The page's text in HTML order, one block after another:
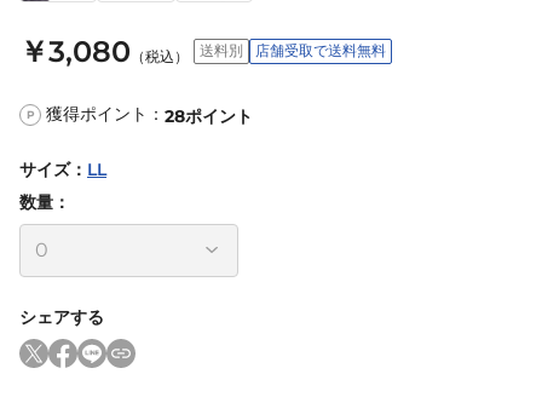
￥3,080 （税込） 送料別 店舗受取で送料無料
P 獲得ポイント： 28ポイント
サイズ： LL
数量：
シェアする